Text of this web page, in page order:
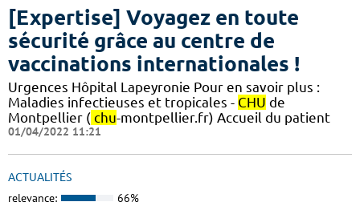
[Expertise] Voyagez en toute
sécurité grâce au centre de
vaccinations internationales !
Urgences Hôpital Lapeyronie Pour en savoir plus :
Maladies infectieuses et tropicales - CHU de
Montpellier ( chu-montpellier.fr) Accueil du patient
01/04/2022 11:21
ACTUALITÉS
relevance: 66%